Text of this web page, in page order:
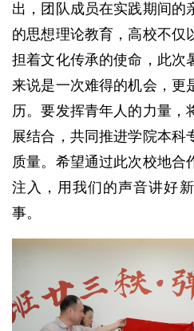
出，团队成员在实践期间的
的思想理论教育，高校不仅
担着文化传承的使命，此次
来说是一次难得的机会，更
历。要发挥青年人的力量，
展结合，共同推进学院本科
质量。希望通过此次校地合
注入，用我们的声音讲好
事。